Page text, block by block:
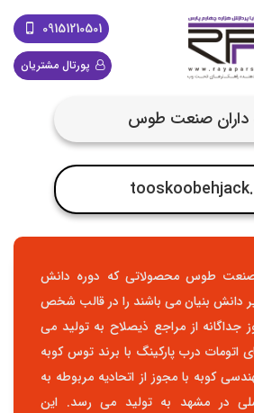
09151210501
پورتال مشتریان
داران صنعت طوس
صنعت طوس محصولاتی که دوره دانش
دانش بنیان می باشند را در قالب شخص
از مراجع ذیصلاح به تولید می
اتومات درب پارکینگ با برند توس کوبه
کوبه با مجوز از اتحادیه مربوطه به
در مشهد به تولید می رسد. این